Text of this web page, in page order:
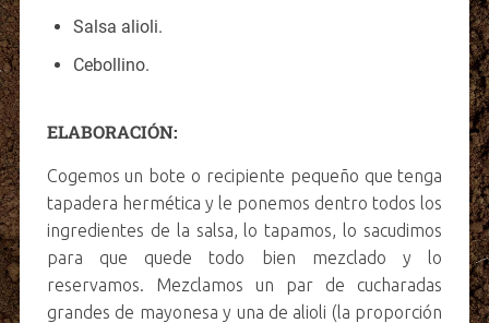
Salsa alioli.
Cebollino.
ELABORACIÓN:
Cogemos un bote o recipiente pequeño que tenga
tapadera hermética y le ponemos dentro todos los
ingredientes de la salsa, lo tapamos, lo sacudimos
para que quede todo bien mezclado y lo
reservamos. Mezclamos un par de cucharadas
grandes de mayonesa y una de alioli (la proporción